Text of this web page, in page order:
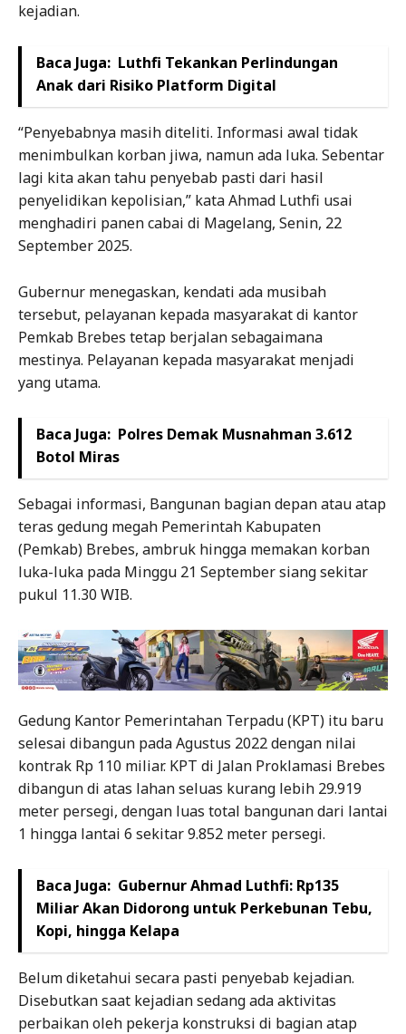
kejadian.
Baca Juga: Luthfi Tekankan Perlindungan
Anak dari Risiko Platform Digital
“Penyebabnya masih diteliti. Informasi awal tidak
menimbulkan korban jiwa, namun ada luka. Sebentar
lagi kita akan tahu penyebab pasti dari hasil
penyelidikan kepolisian,” kata Ahmad Luthfi usai
menghadiri panen cabai di Magelang, Senin, 22
September 2025.
Gubernur menegaskan, kendati ada musibah
tersebut, pelayanan kepada masyarakat di kantor
Pemkab Brebes tetap berjalan sebagaimana
mestinya. Pelayanan kepada masyarakat menjadi
yang utama.
Baca Juga: Polres Demak Musnahman 3.612
Botol Miras
Sebagai informasi, Bangunan bagian depan atau atap
teras gedung megah Pemerintah Kabupaten
(Pemkab) Brebes, ambruk hingga memakan korban
luka-luka pada Minggu 21 September siang sekitar
pukul 11.30 WIB.
Gedung Kantor Pemerintahan Terpadu (KPT) itu baru
selesai dibangun pada Agustus 2022 dengan nilai
kontrak Rp 110 miliar. KPT di Jalan Proklamasi Brebes
dibangun di atas lahan seluas kurang lebih 29.919
meter persegi, dengan luas total bangunan dari lantai
1 hingga lantai 6 sekitar 9.852 meter persegi.
Baca Juga: Gubernur Ahmad Luthfi: Rp135
Miliar Akan Didorong untuk Perkebunan Tebu,
Kopi, hingga Kelapa
Belum diketahui secara pasti penyebab kejadian.
Disebutkan saat kejadian sedang ada aktivitas
perbaikan oleh pekerja konstruksi di bagian atap